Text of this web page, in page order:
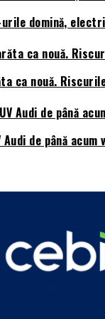
urile domină,
ca nouă.
de până